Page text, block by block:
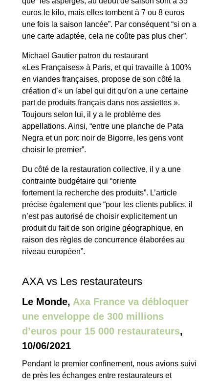
euros le kilo, mais elles tombent à 7 ou 8 euros
une fois la saison lancée”. Par conséquent “si on a
une carte adaptée, cela ne coûte pas plus cher”.
Michael Gautier patron du restaurant
«Les Françaises» à Paris, et qui travaille à 100%
en viandes françaises, propose de son côté la
création d’« un label qui dit qu’on a une certaine
part de produits français dans nos assiettes ».
Toujours selon lui, il y a le problème des
appellations. Ainsi, “entre une planche de Pata
Negra et un porc noir de Bigorre, les gens vont
choisir le premier”.
Du côté de la restauration collective, il y a une
contrainte budgétaire qui “oriente
fortement la recherche des produits”. L’article
précise également que “pour les clients publics, il
n’est pas autorisé de choisir explicitement un
produit du fait de son origine géographique, en
raison des règles de concurrence élaborées au
niveau européen”.
AXA vs Les restaurateurs
Le Monde, Axa France va débloquer
une enveloppe de 300 millions
d’euros pour 15 000 restaurateurs,
10/06/2021
Pendant le premier confinement, nous avions suivi
de près les échanges entre restaurateurs et